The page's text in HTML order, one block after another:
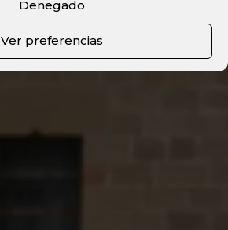
Denegado
Ver preferencias